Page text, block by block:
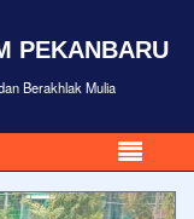
PEKANBARU
Berakhlak Mulia